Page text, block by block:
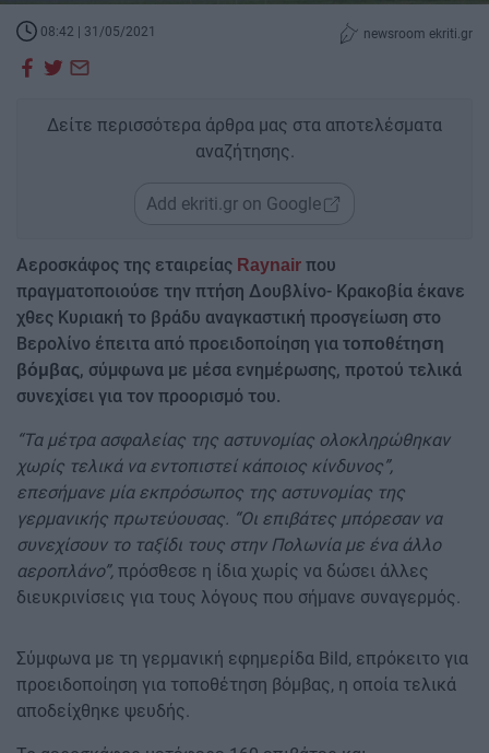
08:42 | 31/05/2021 newsroom ekriti.gr
Δείτε περισσότερα άρθρα μας στα αποτελέσματα
αναζήτησης.
Add ekriti.gr on Google
Αεροσκάφος της εταιρείας Raynair που
πραγματοποιούσε την πτήση Δουβλίνο- Κρακοβία έκανε
χθες Κυριακή το βράδυ αναγκαστική προσγείωση στο
Βερολίνο έπειτα από προειδοποίηση για τοποθέτηση
βόμβας, σύμφωνα με μέσα ενημέρωσης, προτού τελικά
συνεχίσει για τον προορισμό του.
“Τα μέτρα ασφαλείας της αστυνομίας ολοκληρώθηκαν
χωρίς τελικά να εντοπιστεί κάποιος κίνδυνος”,
επεσήμανε μία εκπρόσωπος της αστυνομίας της
γερμανικής πρωτεύουσας. “Οι επιβάτες μπόρεσαν να
συνεχίσουν το ταξίδι τους στην Πολωνία με ένα άλλο
αεροπλάνο”, πρόσθεσε η ίδια χωρίς να δώσει άλλες
διευκρινίσεις για τους λόγους που σήμανε συναγερμός.
Σύμφωνα με τη γερμανική εφημερίδα Bild, επρόκειτο για
προειδοποίηση για τοποθέτηση βόμβας, η οποία τελικά
αποδείχθηκε ψευδής.